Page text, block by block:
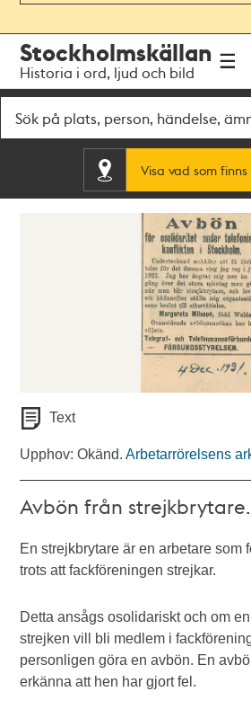
navigationen
huvudinnehållet
Stockholmskällan
Historia i ord, ljud och bild
Visa vad som
Text
Upphov: Okänd.Arbetarrörelsens
Avbön från strejkbrytare.
En strejkbrytare är en arbetare som
trots att fackföreningen strejkar.
Detta ansågs osolidariskt och om
strejken vill bli medlem i
personligen göra en avbön. En
erkänna att hen har gjort fel.